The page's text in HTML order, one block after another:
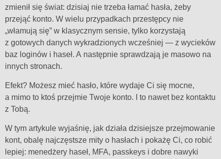
zmienił się świat: dzisiaj nie trzeba łamać hasła, żeby
przejąć konto. W wielu przypadkach przestępcy nie
„włamują się” w klasycznym sensie, tylko korzystają
z gotowych danych wykradzionych wcześniej — z wycieków
baz loginów i haseł. A następnie sprawdzają je masowo na
innych stronach.
Efekt? Możesz mieć hasło, które wydaje Ci się mocne,
a mimo to ktoś przejmie Twoje konto. I to nawet bez kontaktu
z Tobą.
W tym artykule wyjaśnię, jak działa dzisiejsze przejmowanie
kont, obalę najczęstsze mity o hasłach i pokażę Ci, co robić
lepiej: menedżery haseł, MFA, passkeys i dobre nawyki